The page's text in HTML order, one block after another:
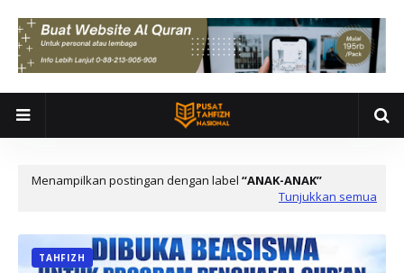
Menampilkan postingan dengan label ANAK-ANAK
Tunjukkan semua
TAHFIZH